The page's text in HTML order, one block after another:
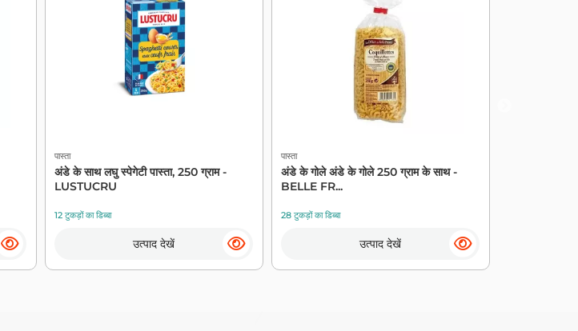
पास्ता
अंडे के साथ लघु स्पेगेटी पास्ता, 250 ग्राम -
LUSTUCRU
12 टुकड़ों का डिब्बा
उत्पाद देखें
पास्ता
अंडे के गोले अंडे के गोले 250 ग्राम के साथ -
BELLE FR...
28 टुकड़ों का डिब्बा
उत्पाद देखें